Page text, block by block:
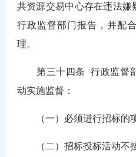
共资源交易中心存在违法嫌
行政监督部门报告，并配
理。
第三十四条行政监督
动实施监督：
（一）必须进行招标的项
（二）招标投标活动不按